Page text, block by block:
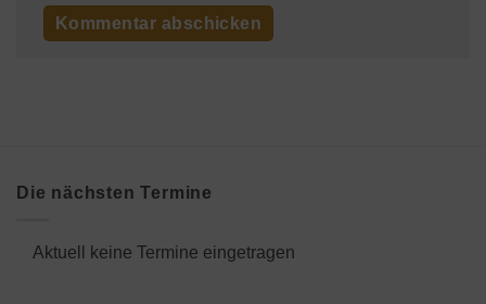
Die nächsten Termine
Aktuell keine Termine eingetragen